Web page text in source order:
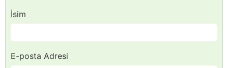
İsim
E-posta Adresi